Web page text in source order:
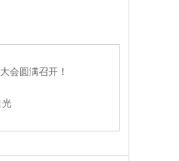
会圆满召开！
光